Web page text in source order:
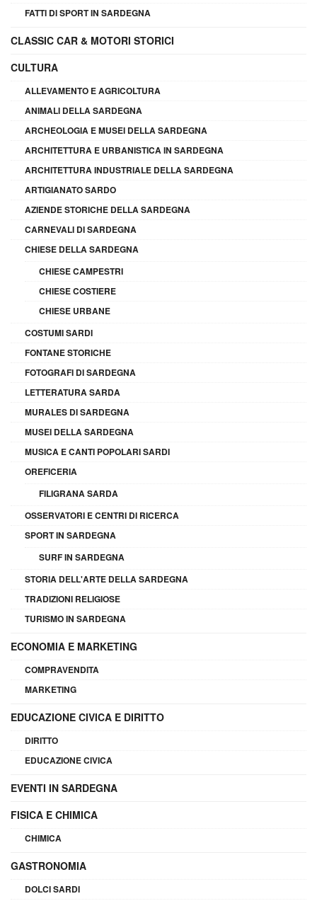
FATTI DI SPORT IN SARDEGNA
CLASSIC CAR & MOTORI STORICI
CULTURA
ALLEVAMENTO E AGRICOLTURA
ANIMALI DELLA SARDEGNA
ARCHEOLOGIA E MUSEI DELLA SARDEGNA
ARCHITETTURA E URBANISTICA IN SARDEGNA
ARCHITETTURA INDUSTRIALE DELLA SARDEGNA
ARTIGIANATO SARDO
AZIENDE STORICHE DELLA SARDEGNA
CARNEVALI DI SARDEGNA
CHIESE DELLA SARDEGNA
CHIESE CAMPESTRI
CHIESE COSTIERE
CHIESE URBANE
COSTUMI SARDI
FONTANE STORICHE
FOTOGRAFI DI SARDEGNA
LETTERATURA SARDA
MURALES DI SARDEGNA
MUSEI DELLA SARDEGNA
MUSICA E CANTI POPOLARI SARDI
OREFICERIA
FILIGRANA SARDA
OSSERVATORI E CENTRI DI RICERCA
SPORT IN SARDEGNA
SURF IN SARDEGNA
STORIA DELL'ARTE DELLA SARDEGNA
TRADIZIONI RELIGIOSE
TURISMO IN SARDEGNA
ECONOMIA E MARKETING
COMPRAVENDITA
MARKETING
EDUCAZIONE CIVICA E DIRITTO
DIRITTO
EDUCAZIONE CIVICA
EVENTI IN SARDEGNA
FISICA E CHIMICA
CHIMICA
GASTRONOMIA
DOLCI SARDI